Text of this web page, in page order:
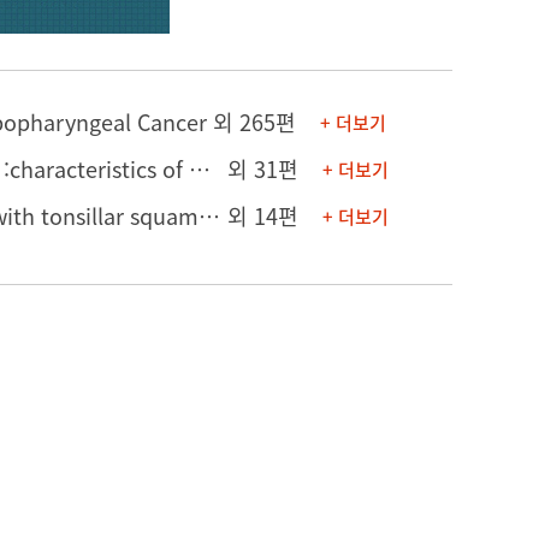
Cancer 외 265편 + 더보기
[의학포스터] Idiopathic unilateral vocal fold paralysis in older patients :characteristics of disease course and implication of computed tomography for evaluation of etiology 외 31편 + 더보기
[연구발표] Is contralateral neck dissection necessary for the patients with tonsillar squamous cell carcinoma and ipsilateral but no contralateral positive neck? 외 14편 + 더보기